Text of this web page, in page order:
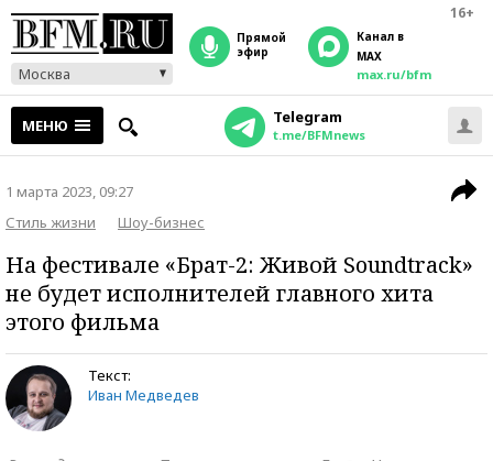
16+
Москва
прямой
эфир
Канал в
MAX
max.ru/bfm
МЕНЮ Telegram
t.me/BFMnews
1 марта 2023, 09:27
Стиль жизни
Шоу-бизнес
На фестивале «Брат-2: Живой Soundtrack»
не будет исполнителей главного хита
этого фильма
Текст:
Иван Медведев